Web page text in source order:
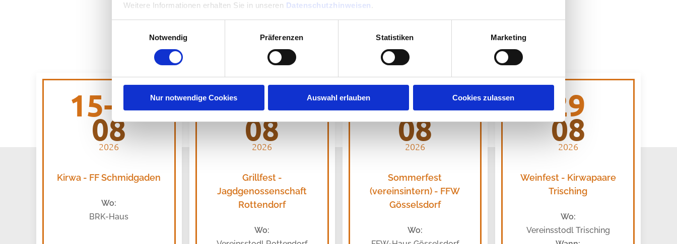
Weitere Informationen erhalten Sie in unseren Datenschutzhinweisen .
Notwendig
Präferenzen Statistiken Marketing
Nur notwendige Cookies Auswahl erlauben Cookies zulassen
15-17
08
2026
Kirwa - FF Schmidgaden
Wo:
BRK-Haus
15
08
2026
Grillfest -
Jagdgenossenschaft
Rottendorf
Wo:
22
08
2026
Sommerfest
(vereinsintern) - FFW
Gösselsdorf
Wo:
29
08
2026
Weinfest - Kirwapaare
Trisching
Wo:
Vereinsstodl Trisching